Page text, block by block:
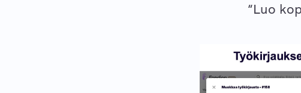
“Luo